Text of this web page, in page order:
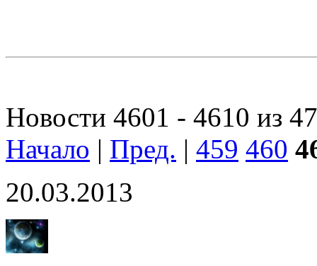
Новости 4601 - 4610 из
Начало | Пред. | 459 460
20.03.2013